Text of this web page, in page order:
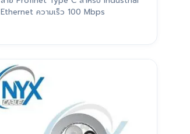
Ethernet ความเร็ว 100 Mbps